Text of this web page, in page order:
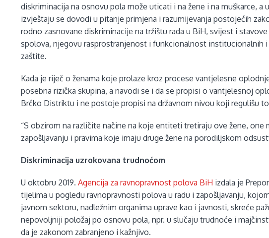
diskriminacija na osnovu pola može uticati i na žene i na muškarce, a
izvještaju se dovodi u pitanje primjena i razumijevanja postojećih
rodno zasnovane diskriminacije na tržištu rada u BiH, svijest i
spolova, njegovu rasprostranjenost i funkcionalnost institucionalnih
zaštite.
Kada je riječ o ženama koje prolaze kroz procese vantjelesne
posebna rizička skupina, a navodi se i da se propisi o vantjelesnoj
Brčko Distriktu i ne postoje propisi na državnom nivou koji regulišu
“S obzirom na različite načine na koje entiteti tretiraju ove žene, one
zapošljavanju i pravima koje imaju druge žene na porodiljskom
Diskriminacija uzrokovana trudnoćom
U oktobru 2019.Agencija za ravnopravnost polova BiH izdala je
tijelima u pogledu ravnopravnosti polova u radu i zapošljavanju,
javnom sektoru, nadležnim organima uprave kao i javnosti, skreće
nepovoljniji položaj po osnovu pola, npr. u slučaju trudnoće i
da je zakonom zabranjeno i kažnjivo.